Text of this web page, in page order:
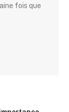
fois que